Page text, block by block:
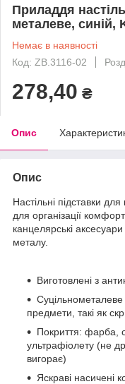
Приладдя
металеве, синій,
Немає в наявності
Код: ZB.3116-02
278,40 ₴
Опис
Опис
Настільні підставки
для організації
канцелярські
металу.
Виготовлені з
Суцільнометалеве
предмети, такі як
Покриття: фарба,
ультрафіолету (не
вигорає)
Яскраві насичені